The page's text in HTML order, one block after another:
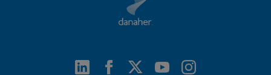
(Italian) (GeneXpert System with Touchscreen)